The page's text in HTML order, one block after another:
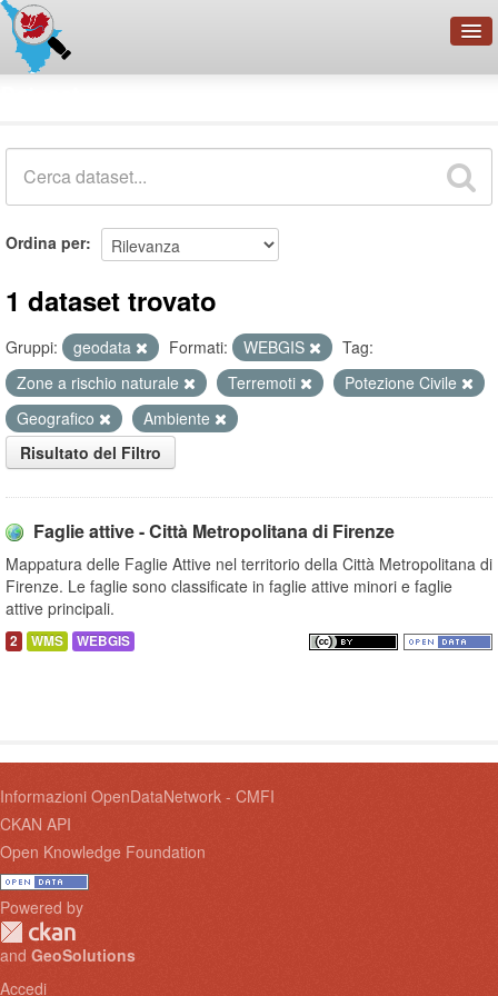
Organizzazioni
Ordina per
1 dataset trovato
Gruppi: geodata Formati: WEBGIS
Tag:
Zone a rischio naturale
Terremoti
Potezione Civile
Geografico
Ambiente
Risultato del Filtro
Faglie attive - Città Metropolitana di Firenze
Mappatura delle Faglie Attive nel territorio della Città Metropolitana di
Firenze. Le faglie sono classificate in faglie attive minori e faglie
attive principali.
2 WMS WEBGIS
Informazioni OpenDataNetwork - CMFI
CKAN API
Open Knowledge Foundation
Powered by
and GeoSolutions
Accedi